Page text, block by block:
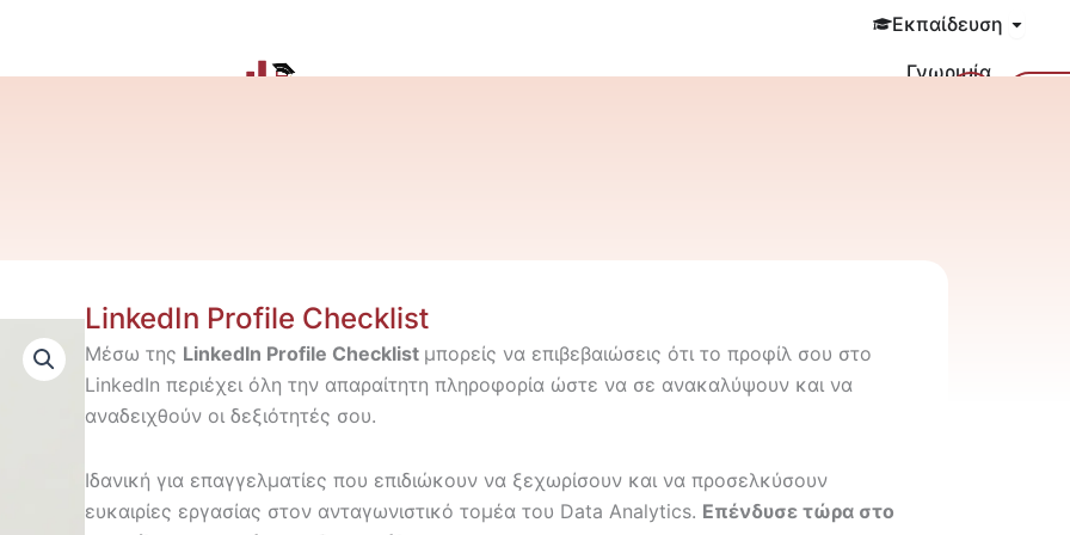
Εκπαίδευση Open
Γνωριμία
LinkedIn Profile Checklist
Μέσω της LinkedIn Profile Checklist μπορείς να επιβεβαιώσεις ότι το προφίλ σου στο
LinkedIn περιέχει όλη την απαραίτητη πληροφορία ώστε να σε ανακαλύψουν και να
αναδειχθούν οι δεξιότητές σου.
Ιδανική για επαγγελματίες που επιδιώκουν να ξεχωρίσουν και να προσελκύσουν
ευκαιρίες εργασίας στον ανταγωνιστικό τομέα του Data Analytics. Επένδυσε τώρα στο